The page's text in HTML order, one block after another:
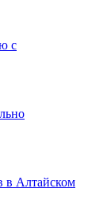
с
в Алтайском